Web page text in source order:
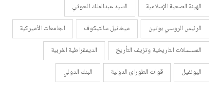
الهيئة الصحية الإسلامية
السيد عبدالملك الحوثي
الرئيس الروسي بوتين
ميخائيل سالتيكوف
الجامعات الأميركية
المسلسلات التاريخية وتزيف التأريخ
الديمقراطية الغربية
اليونفيل
قوات الطورائ الدولية
البنك الدولي